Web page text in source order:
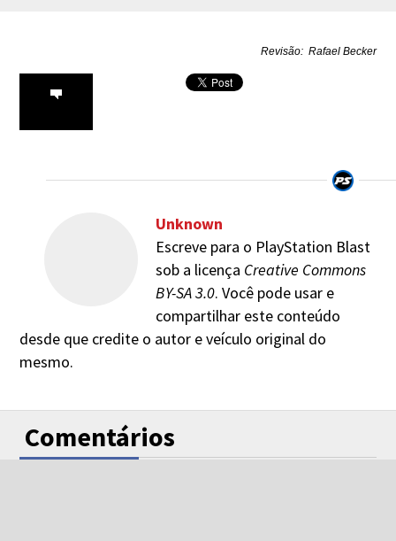
Revisão: Rafael Becker
Unknown
Escreve para o PlayStation Blast
sob a licença Creative Commons
BY-SA 3.0. Você pode usar e
compartilhar este conteúdo
desde que credite o autor e veículo original do
mesmo.
Comentários